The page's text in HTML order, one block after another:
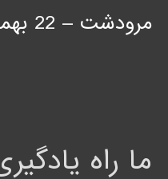
مرودشت – 22 بهمن شمالی
ما راه